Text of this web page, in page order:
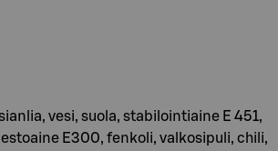
vesi, suola, stabilointiaine E 451,
E300, fenkoli, valkosipuli, chili,